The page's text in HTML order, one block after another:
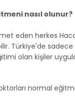
nasıl olunur?
eden herkes
Türkiye'de sadece
olan kişiler
normal